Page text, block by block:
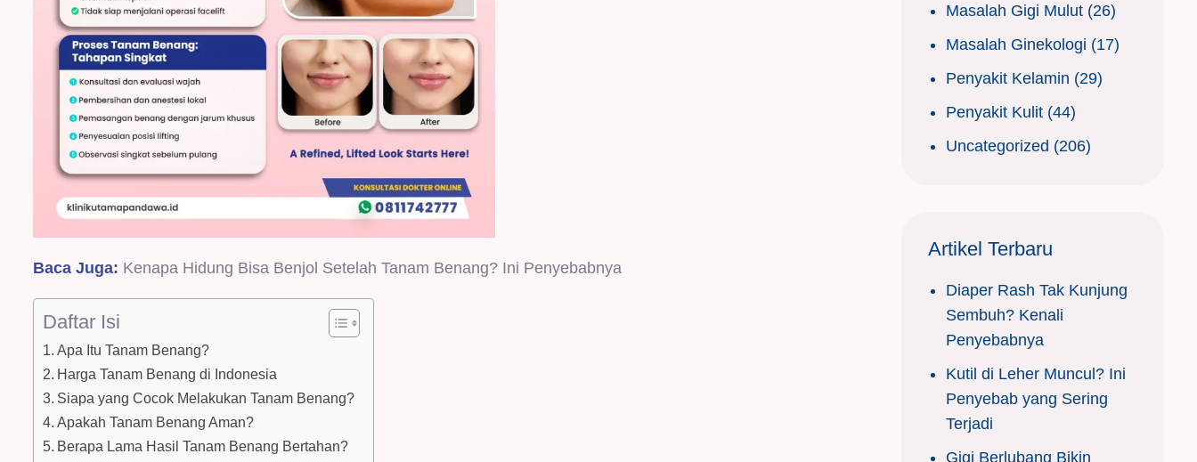
Baca Juga: Kenapa Hidung Bisa Benjol Setelah Tanam Benang? Ini Penyebabnya
Daftar Isi
Apa Itu Tanam Benang?
Harga Tanam Benang di Indonesia
Siapa yang Cocok Melakukan Tanam Benang?
Apakah Tanam Benang Aman?
Berapa Lama Hasil Tanam Benang Bertahan?
Masalah Gigi Mulut (26)
Masalah Ginekologi (17)
Penyakit Kelamin (29)
Penyakit Kulit (44)
Uncategorized (206)
Artikel Terbaru
Diaper Rash Tak Kunjung
Sembuh? Kenali
Penyebabnya
Kutil di Leher Muncul? Ini
Penyebab yang Sering
Terjadi
Gigi Berlubang Bikin